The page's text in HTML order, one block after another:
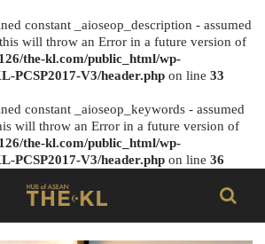
constant _aioseop_description - assumed
will throw an Error in a future version of
the-kl.com/public_html/wp-
PCSP2017-V3/header.php on line 33
constant _aioseop_keywords - assumed
will throw an Error in a future version of
the-kl.com/public_html/wp-
PCSP2017-V3/header.php on line 36